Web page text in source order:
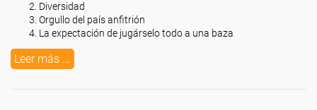
Diversidad
Orgullo del país anfitrión
La expectación de jugárselo todo a una baza
Leer más ...